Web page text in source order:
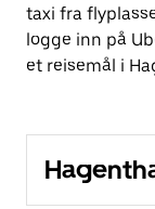
taxi fra
logge inn på
et reisemål i